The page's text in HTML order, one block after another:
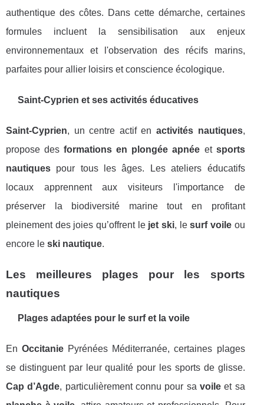
authentique des côtes. Dans cette démarche, certaines
formules incluent la sensibilisation aux enjeux
environnementaux et l'observation des récifs marins,
parfaites pour allier loisirs et conscience écologique.
Saint-Cyprien et ses activités éducatives
Saint-Cyprien, un centre actif en activités nautiques,
propose desformations en plongée apnée et sports
nautiques pour tous les âges. Les ateliers éducatifs
locaux apprennent aux visiteurs l'importance de
préserver la biodiversité marine tout en profitant
pleinement des joies qu’offrent le jet ski, lesurf voileou
encore le ski nautique.
Les meilleures plages pour les sports
nautiques
Plages adaptées pour le surf et la voile
EnOccitanie Pyrénées Méditerranée, certaines plages
se distinguent par leur qualité pour les sports de glisse.
Cap d’Agde, particulièrement connu pour sa voileet sa